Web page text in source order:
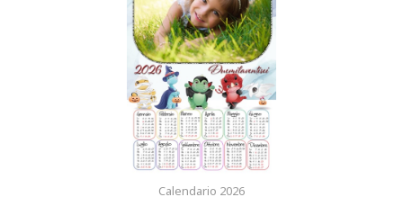
Calendario 2026